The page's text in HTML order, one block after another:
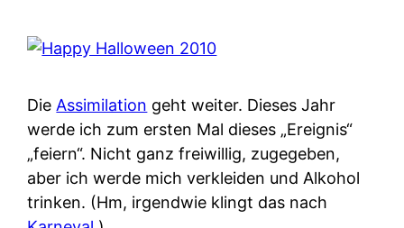
Die Assimilation geht weiter. Dieses Jahr
werde ich zum ersten Mal dieses „Ereignis“
„feiern“. Nicht ganz freiwillig, zugegeben,
aber ich werde mich verkleiden und Alkohol
trinken. (Hm, irgendwie klingt das nach